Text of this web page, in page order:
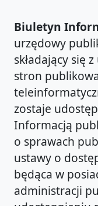
Biuletyn
urzędowy
składający się
stron
zostaje
Informacją
o sprawach
ustawy o
będąca w
administracji